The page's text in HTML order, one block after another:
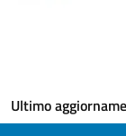
Ultimo